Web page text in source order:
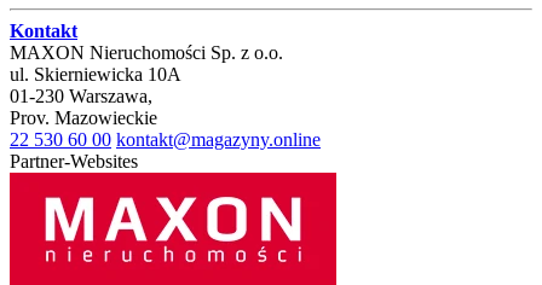
Kontakt
MAXON Nieruchomości Sp. z o.o.
ul. Skierniewicka 10A
01-230 Warszawa,
Prov. Mazowieckie
22 530 60 00 kontakt@magazyny.online
Partner-Websites